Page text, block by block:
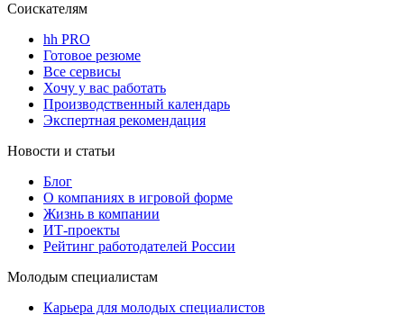
Соискателям
hh PRO
Готовое резюме
Все сервисы
Хочу у вас работать
Производственный календарь
Экспертная рекомендация
Новости и статьи
Блог
О компаниях в игровой форме
Жизнь в компании
ИТ-проекты
Рейтинг работодателей России
Молодым специалистам
Карьера для молодых специалистов